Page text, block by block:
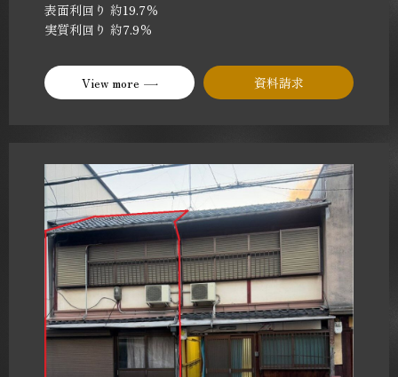
表面利回り 約19.7％
実質利回り 約7.9％
View more 資料請求